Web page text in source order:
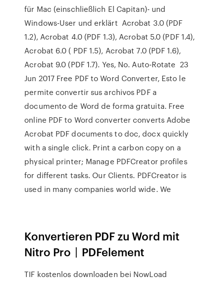
für Mac (einschließlich El Capitan)- und
Windows-User und erklärt Acrobat 3.0 (PDF
1.2), Acrobat 4.0 (PDF 1.3), Acrobat 5.0 (PDF 1.4),
Acrobat 6.0 ( PDF 1.5), Acrobat 7.0 (PDF 1.6),
Acrobat 9.0 (PDF 1.7). Yes, No. Auto-Rotate 23
Jun 2017 Free PDF to Word Converter, Esto le
permite convertir sus archivos PDF a
documento de Word de forma gratuita. Free
online PDF to Word converter converts Adobe
Acrobat PDF documents to doc, docx quickly
with a single click. Print a carbon copy on a
physical printer; Manage PDFCreator profiles
for different tasks. Our Clients. PDFCreator is
used in many companies world wide. We
Konvertieren PDF zu Word mit
Nitro Pro〡PDFelement
TIF kostenlos downloaden bei NowLoad